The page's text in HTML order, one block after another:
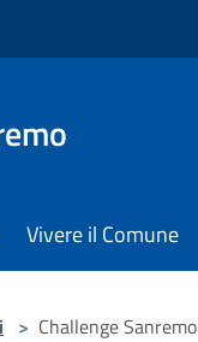
Vivere il Comune
> Challenge Sanremo